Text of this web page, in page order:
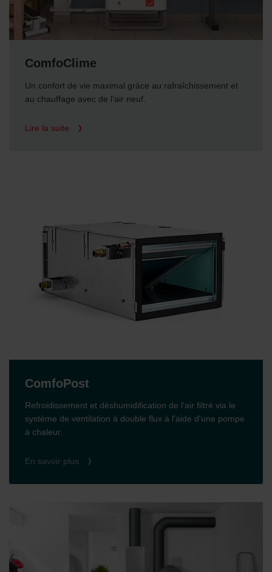
Limitet Şirketi: Web Sitesi Çerezleri
Zehnder Group Nederland bv: Privacyverklaringen
Zehnder Group Sales International: Privacy Policy
Zehnder Polska Sp. z o.o.: Oświadczenie o ochronie
Zehnder Group UK Limited: Privacy Policy
ComfoClime
Un confort de vie maximal grâce au rafraîchissement et
au chauffage avec de l’air neuf.
Lire la suite
ComfoPost
Refroidissement et déshumidification de l'air filtré via le
système de ventilation à double flux à l'aide d'une pompe
à chaleur.
En savoir plus